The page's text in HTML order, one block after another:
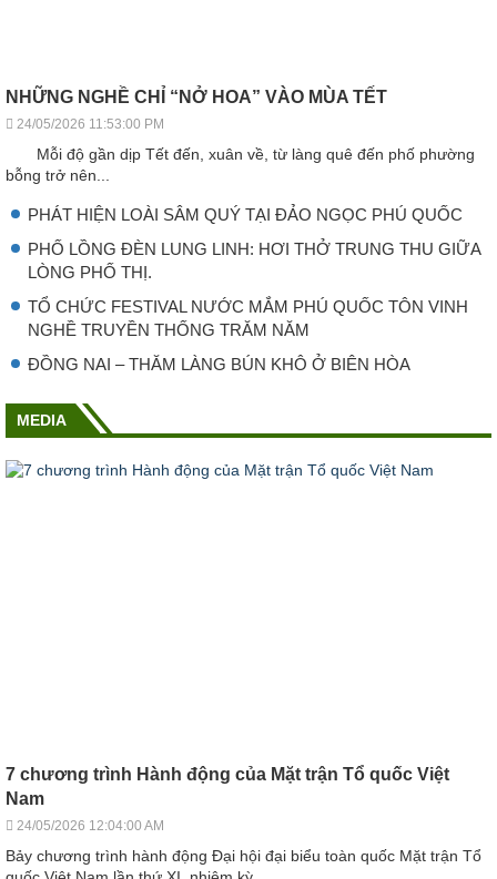
NHỮNG NGHỀ CHỈ “NỞ HOA” VÀO MÙA TẾT
24/05/2026 11:53:00 PM
Mỗi độ gần dịp Tết đến, xuân về, từ làng quê đến phố phường
bỗng trở nên...
PHÁT HIỆN LOÀI SÂM QUÝ TẠI ĐẢO NGỌC PHÚ QUỐC
PHỐ LỒNG ĐÈN LUNG LINH: HƠI THỞ TRUNG THU GIỮA
LÒNG PHỐ THỊ.
TỔ CHỨC FESTIVAL NƯỚC MẮM PHÚ QUỐC TÔN VINH
NGHỀ TRUYỀN THỐNG TRĂM NĂM
ĐỒNG NAI – THĂM LÀNG BÚN KHÔ Ở BIÊN HÒA
MEDIA
7 chương trình Hành động của Mặt trận Tổ quốc Việt
Nam
24/05/2026 12:04:00 AM
Bảy chương trình hành động Đại hội đại biểu toàn quốc Mặt trận Tổ